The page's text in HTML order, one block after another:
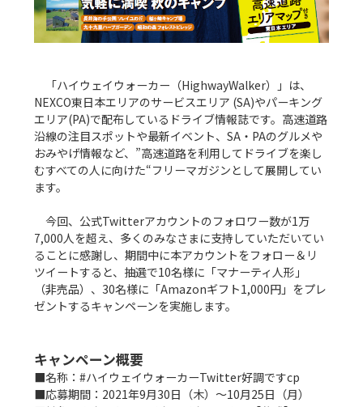
「ハイウェイウォーカー（HighwayWalker）」は、
NEXCO東日本エリアのサービスエリア (SA)やパーキング
エリア(PA)で配布しているドライブ情報誌です。高速道路
沿線の注目スポットや最新イベント、SA・PAのグルメや
おみやげ情報など、”高速道路を利用してドライブを楽し
むすべての人に向けた“フリーマガジンとして展開してい
ます。
今回、公式Twitterアカウントのフォロワー数が1万
7,000人を超え、多くのみなさまに支持していただいてい
ることに感謝し、期間中に本アカウントをフォロー＆リ
ツイートすると、抽選で10名様に「マナーティ人形」
（非売品）、30名様に「Amazonギフト1,000円」をプレ
ゼントするキャンペーンを実施します。
キャンペーン概要
■名称：#ハイウェイウォーカーTwitter好調ですcp
■応募期間：2021年9月30日（木）〜10月25日（月）